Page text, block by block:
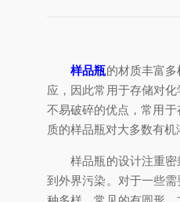
样品瓶的材质丰富
应，因此常用于存储对
不易破碎的优点，常用
质的样品瓶对大多数有机
样品瓶的设计注重密封
到外界污染。对于一些